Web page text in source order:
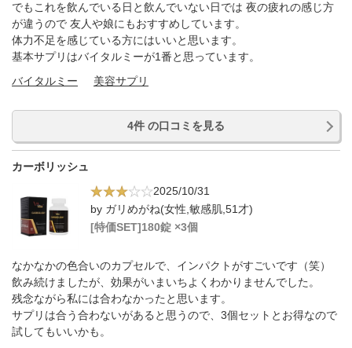
でもこれを飲んでいる日と飲んでいない日では 夜の疲れの感じ方
が違うので 友人や娘にもおすすめしています。
体力不足を感じている方にはいいと思います。
基本サプリはバイタルミーが1番と思っています。
バイタルミー
美容サプリ
4件 の口コミを見る
カーボリッシュ
2025/10/31
by ガリめがね(女性,敏感肌,51才)
[特価SET]180錠 ×3個
なかなかの色合いのカプセルで、インパクトがすごいです（笑）
飲み続けましたが、効果がいまいちよくわかりませんでした。
残念ながら私には合わなかったと思います。
サプリは合う合わないがあると思うので、3個セットとお得なので
試してもいいかも。